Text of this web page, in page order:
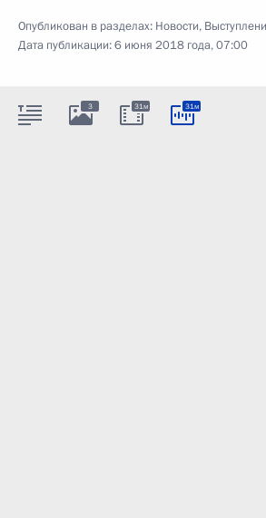
Опубликован в разделах: Новости,
Дата публикации:6 июня 2018 года, 07:00
3 31м 31м